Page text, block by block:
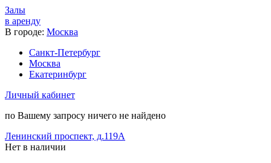
Залы
в аренду
В городе: Москва
Санкт-Петербург
Москва
Екатеринбург
Личный кабинет
по Вашему запросу ничего не найдено
Ленинский проспект, д.119А
Нет в наличии